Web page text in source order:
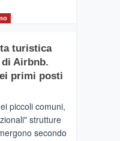
turistica
Airbnb.
primi posti
piccoli comuni,
strutture
secondo